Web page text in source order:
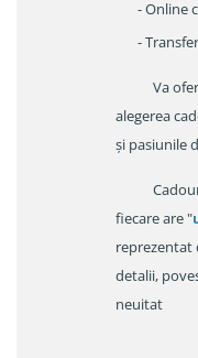
- Online
-
Va
alegerea
și pasiunile
fiecare are "
reprezentat
detalii,
neuitat